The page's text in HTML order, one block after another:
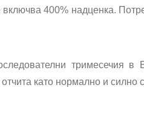
400% надценка.
тримесечия в
като нормално и